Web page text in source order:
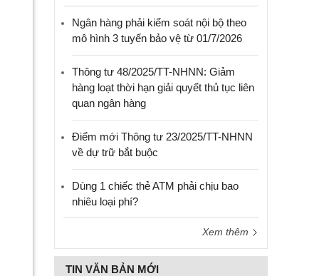
Ngân hàng phải kiểm soát nội bộ theo
mô hình 3 tuyến bảo vệ từ 01/7/2026
Thông tư 48/2025/TT-NHNN: Giảm
hàng loạt thời hạn giải quyết thủ tục liên
quan ngân hàng
Điểm mới Thông tư 23/2025/TT-NHNN
về dự trữ bắt buộc
Dùng 1 chiếc thẻ ATM phải chịu bao
nhiêu loại phí?
Xem thêm
TIN VĂN BẢN MỚI